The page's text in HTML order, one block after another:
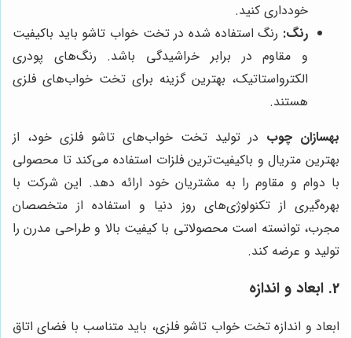
خودداری کنید.
رنگ: رنگ استفاده شده در تخت خواب تاشو باید باکیفیت
و مقاوم در برابر خراشیدگی باشد. رنگ‌های پودری
الکترواستاتیک، بهترین گزینه برای تخت خواب‌های فلزی
هستند.
بهسازان چوب در تولید تخت خواب‌های تاشو فلزی خود، از
بهترین متریال و باکیفیت‌ترین فلزات استفاده می‌کند تا محصولی
با دوام و مقاوم را به مشتریان خود ارائه دهد. این شرکت با
بهره‌گیری از تکنولوژی‌های روز دنیا و استفاده از متخصصان
مجرب، توانسته است محصولاتی با کیفیت بالا و طراحی مدرن را
تولید و عرضه کند.
2. ابعاد و اندازه
ابعاد و اندازه تخت خواب تاشو فلزی، باید متناسب با فضای اتاق